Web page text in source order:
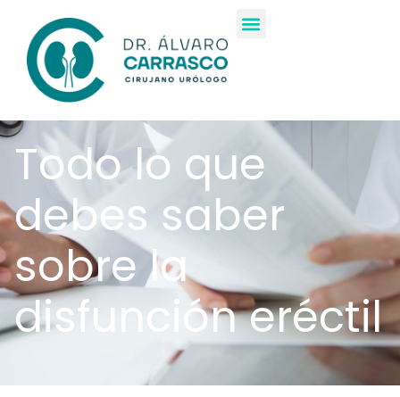
Todo lo que
debes saber
sobre la
disfunción eréctil